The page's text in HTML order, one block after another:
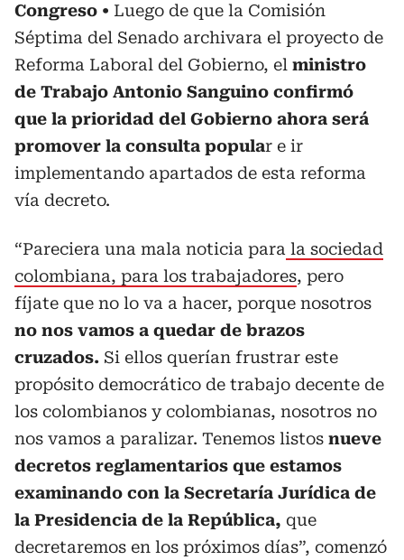
Congreso
Luego de que la Comisión
Séptima del Senado archivara el proyecto de
Reforma Laboral del Gobierno, el ministro
de Trabajo Antonio Sanguino confirmó
que la prioridad del Gobierno ahora será
promover la consulta popular e ir
implementando apartados de esta reforma
vía decreto.
“Pareciera una mala noticia para la sociedad
colombiana, para los trabajadores, pero
fíjate que no lo va a hacer, porque nosotros
no nos vamos a quedar de brazos
cruzados. Si ellos querían frustrar este
propósito democrático de trabajo decente de
los colombianos y colombianas, nosotros no
nos vamos a paralizar. Tenemos listos nueve
decretos reglamentarios que estamos
examinando con la Secretaría Jurídica de
la Presidencia de la República, que
decretaremos en los próximos días”, comenzó